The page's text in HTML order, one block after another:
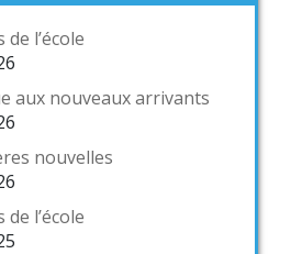
l’école
aux nouveaux arrivants
nouvelles
l’école